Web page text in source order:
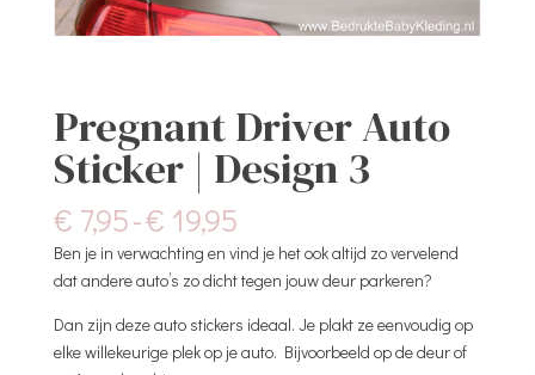
Pregnant Driver Auto
Sticker | Design 3
€ 7,95-€ 19,95Prijsklasse:
€ 7,95
tot
€ 19,95
Ben je in verwachting en vind je het ook altijd zo vervelend
dat andere auto’s zo dicht tegen jouw deur parkeren?
Dan zijn deze auto stickers ideaal. Je plakt ze eenvoudig op
elke willekeurige plek op je auto. Bijvoorbeeld op de deur of